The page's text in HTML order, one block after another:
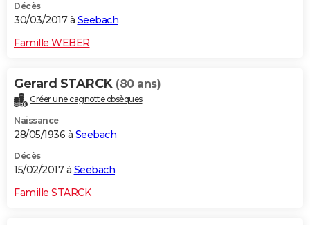
Décès
30/03/2017 à Seebach
Famille WEBER
Gerard STARCK (80 ans)
Créer une cagnotte obsèques
Naissance
28/05/1936 à Seebach
Décès
15/02/2017 à Seebach
Famille STARCK